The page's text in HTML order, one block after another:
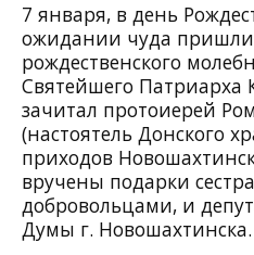
7 января, в день
ожидании чуда пришли
рождественского
Святейшего Патриарха
зачитал протоиерей
(настоятель Донского
приходов
вручены подарки
добровольцами, и
Думы г. Новошахтинска.